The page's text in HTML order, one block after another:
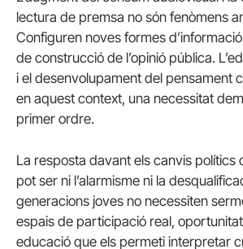
lectura de premsa no són fenòmens
Configuren noves formes
de construcció de l’opinió pública.
i el desenvolupament del pensament
en aquest context, una necessitat
primer ordre.
La resposta davant els canvis polítics
pot ser ni l’alarmisme ni la
generacions joves no necessiten
espais de participació real,
educació que els permeti interpretar